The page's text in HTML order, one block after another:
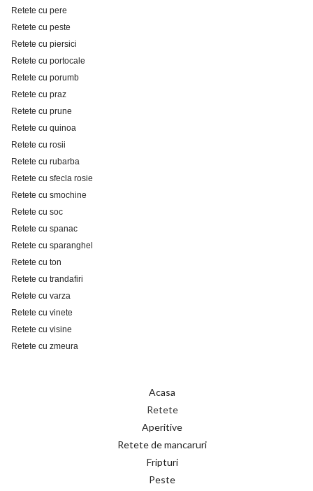
Retete cu pere
Retete cu peste
Retete cu piersici
Retete cu portocale
Retete cu porumb
Retete cu praz
Retete cu prune
Retete cu quinoa
Retete cu rosii
Retete cu rubarba
Retete cu sfecla rosie
Retete cu smochine
Retete cu soc
Retete cu spanac
Retete cu sparanghel
Retete cu ton
Retete cu trandafiri
Retete cu varza
Retete cu vinete
Retete cu visine
Retete cu zmeura
Acasa
Retete
Aperitive
Retete de mancaruri
Fripturi
Peste